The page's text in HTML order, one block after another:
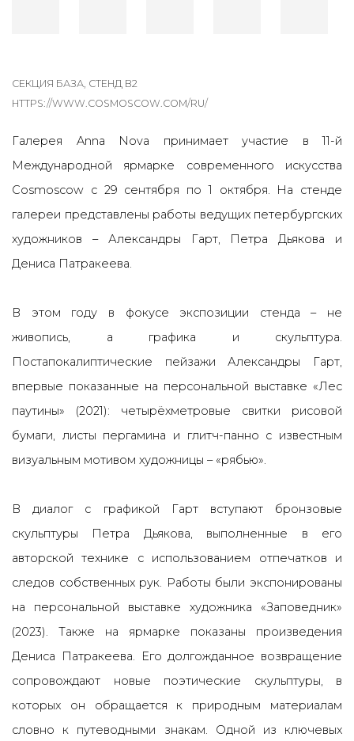
СЕКЦИЯ БАЗА, СТЕНД B2
HTTPS://WWW.COSMOSCOW.COM/RU/
Галерея Anna Nova
принимает участие в 11-й
Международной ярмарке современного искусства
Cosmoscow с 29 сентября по 1 октября. На стенде
галереи представлены работы ведущих петербургских
художников – Александры Гарт, Петра Дьякова
и
Дениса Патракеева.
В этом году в фокусе экспозиции стенда – не
живопись, а графика и скульптура.
Постапокалиптические пейзажи Александры Гарт,
впервые показанные на персональной выставке «Лес
паутины» (2021): четырёхметровые свитки рисовой
бумаги, листы пергамина и глитч-панно с известным
визуальным мотивом художницы – «рябью».
В диалог с графикой Гарт вступают бронзовые
скульптуры Петра Дьякова, выполненные в его
авторской технике с использованием отпечатков и
следов собственных рук. Работы были экспонированы
на персональной выставке художника «Заповедник»
(2023). Также на ярмарке показаны произведения
Дениса Патракеева. Его долгожданное возвращение
сопровождают новые поэтические скульптуры, в
которых он обращается к природным материалам
словно к путеводными знакам. Одной из ключевых